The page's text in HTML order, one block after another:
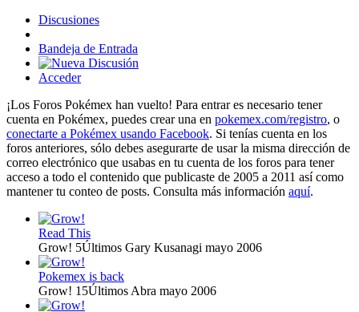
Discusiones
Bandeja de Entrada
Acceder
¡Los Foros Pokémex han vuelto! Para entrar es necesario tener
cuenta en Pokémex, puedes crear una en pokemex.com/registro, o
conectarte a Pokémex usando Facebook. Si tenías cuenta en los
foros anteriores, sólo debes asegurarte de usar la misma dirección de
correo electrónico que usabas en tu cuenta de los foros para tener
acceso a todo el contenido que publicaste de 2005 a 2011 así como
mantener tu conteo de posts. Consulta más información aquí.
Read This
Grow! 5Últimos Gary Kusanagi mayo 2006
Pokemex is back
Grow! 15Últimos Abra mayo 2006